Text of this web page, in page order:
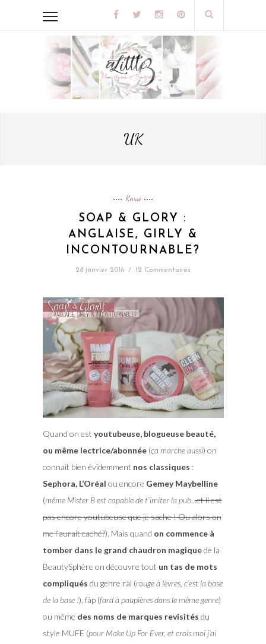
UK
Revue
SOAP & GLORY :
ANGLAISE, GIRLY &
INCONTOURNABLE?
28 janvier 2016 / 12 Commentaires
Quand on est youtubeuse, blogueuse beauté,
ou même lectrice/abonnée(ça marche aussi) on
connait bien évidemment nos classiques :
Sephora, L’Oréal ou encore Gemey Maybelline
(même Mister B est capable de t’imiter la pub...et il est
pas encore youtubeuse que je sache ! Ou alors on
me l’aurait caché?). Mais quand on commence à
tomber dans le grand chaudron magiquede la
BeautySphère on découvre tout un tas de mots
compliqués du genre ràl (rouge à lèvres, c’est la base
de la base !), fàp (fard à paupières dans le même genre)
ou même des noms de marques revisités du
style MUFE (pour Make Up For Ever, et crois moi j’ai